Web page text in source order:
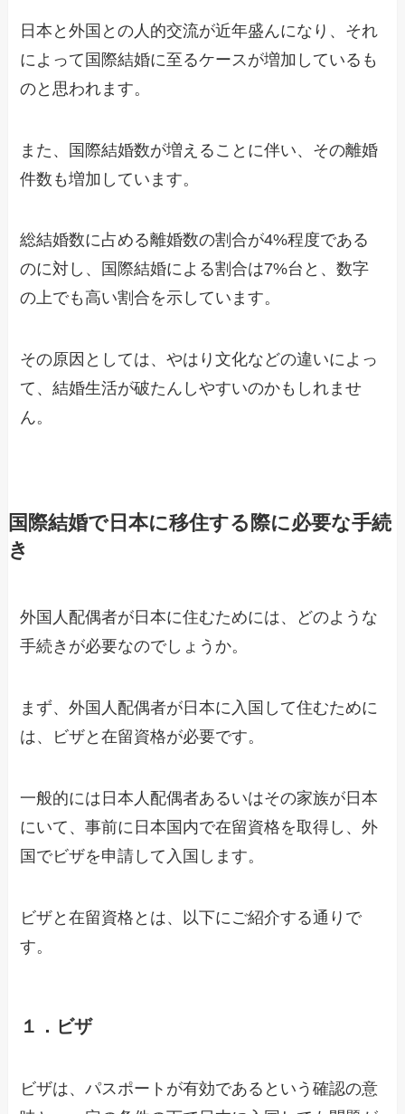
日本と外国との人的交流が近年盛んになり、それ
によって国際結婚に至るケースが増加しているも
のと思われます。
また、国際結婚数が増えることに伴い、その離婚
件数も増加しています。
総結婚数に占める離婚数の割合が4%程度である
のに対し、国際結婚による割合は7%台と、数字
の上でも高い割合を示しています。
その原因としては、やはり文化などの違いによっ
て、結婚生活が破たんしやすいのかもしれませ
ん。
国際結婚で日本に移住する際に必要な手続
き
外国人配偶者が日本に住むためには、どのような
手続きが必要なのでしょうか。
まず、外国人配偶者が日本に入国して住むために
は、ビザと在留資格が必要です。
一般的には日本人配偶者あるいはその家族が日本
にいて、事前に日本国内で在留資格を取得し、外
国でビザを申請して入国します。
ビザと在留資格とは、以下にご紹介する通りで
す。
１．ビザ
ビザは、パスポートが有効であるという確認の意